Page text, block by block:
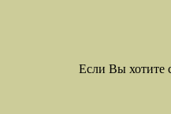
Если Вы хотите